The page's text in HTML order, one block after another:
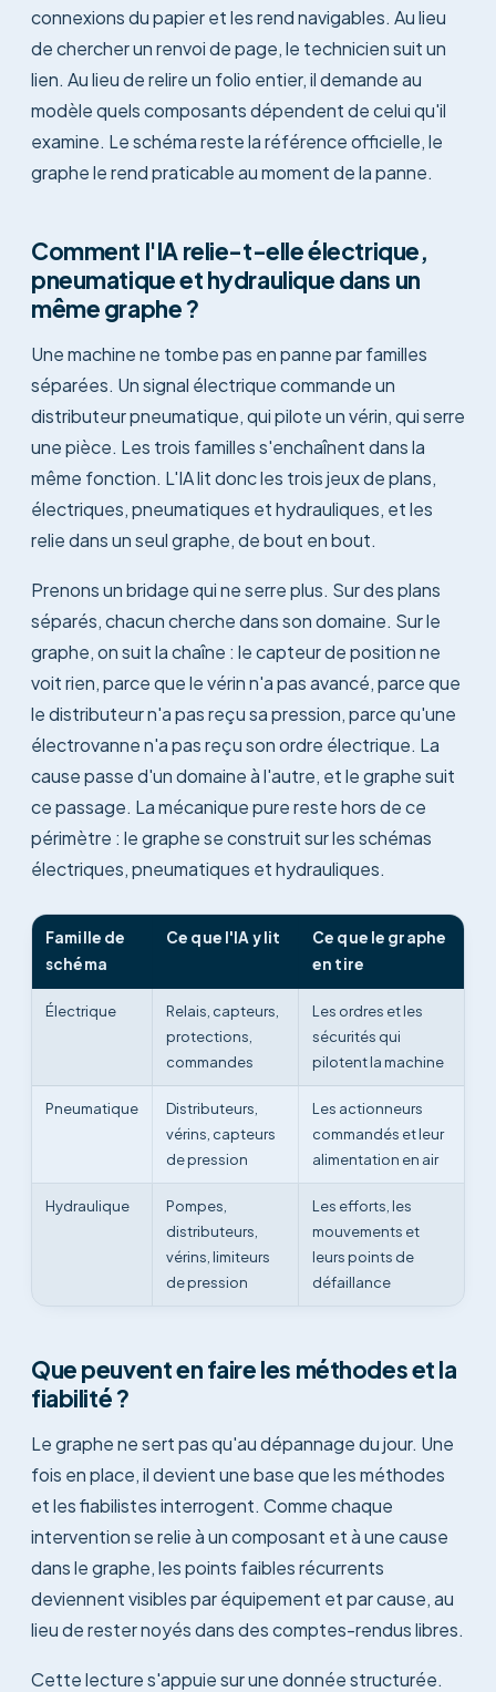
connexions du papier et les rend navigables. Au lieu
de chercher un renvoi de page, le technicien suit un
lien. Au lieu de relire un folio entier, il demande au
modèle quels composants dépendent de celui qu'il
examine. Le schéma reste la référence officielle, le
graphe le rend praticable au moment de la panne.
Comment l'IA relie-t-elle électrique,
pneumatique et hydraulique dans un
même graphe ?
Une machine ne tombe pas en panne par familles
séparées. Un signal électrique commande un
distributeur pneumatique, qui pilote un vérin, qui serre
une pièce. Les trois familles s'enchaînent dans la
même fonction. L'IA lit donc les trois jeux de plans,
électriques, pneumatiques et hydrauliques, et les
relie dans un seul graphe, de bout en bout.
Prenons un bridage qui ne serre plus. Sur des plans
séparés, chacun cherche dans son domaine. Sur le
graphe, on suit la chaîne : le capteur de position ne
voit rien, parce que le vérin n'a pas avancé, parce que
le distributeur n'a pas reçu sa pression, parce qu'une
électrovanne n'a pas reçu son ordre électrique. La
cause passe d'un domaine à l'autre, et le graphe suit
ce passage. La mécanique pure reste hors de ce
périmètre : le graphe se construit sur les schémas
électriques, pneumatiques et hydrauliques.
Famille de
schéma
Ce que l'IA y lit
Ce que le graphe
en tire
Électrique
Relais, capteurs,
protections,
commandes
Les ordres et les
sécurités qui
pilotent la machine
Pneumatique
Distributeurs,
vérins, capteurs
de pression
Les actionneurs
commandés et leur
alimentation en air
Hydraulique
Pompes,
distributeurs,
vérins, limiteurs
de pression
Les efforts, les
mouvements et
leurs points de
défaillance
Que peuvent en faire les méthodes et la
fiabilité ?
Le graphe ne sert pas qu'au dépannage du jour. Une
fois en place, il devient une base que les méthodes
et les fiabilistes interrogent. Comme chaque
intervention se relie à un composant et à une cause
dans le graphe, les points faibles récurrents
deviennent visibles par équipement et par cause, au
lieu de rester noyés dans des comptes-rendus libres.
Cette lecture s'appuie sur une donnée structurée.